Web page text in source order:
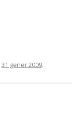
31 gener 2009.